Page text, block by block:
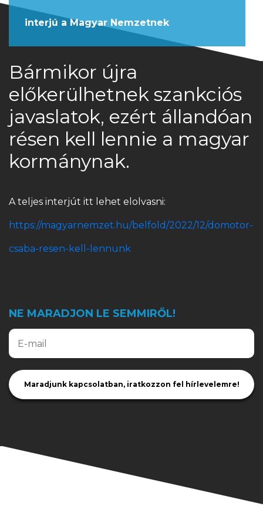
interjú a Magyar Nemzetnek
Bármikor újra
előkerülhetnek szankciós
javaslatok, ezért állan­dóan
résen kell lennie a magyar
kormánynak.
A teljes interjút itt lehet elolvasni:
https://magyarnemzet.hu/belfold/2022/12/domotor-
csaba-resen-kell-lennunk
NE MARADJON LE SEMMIRŐL!
Maradjunk kapcsolatban, iratkozzon fel hírlevelemre!